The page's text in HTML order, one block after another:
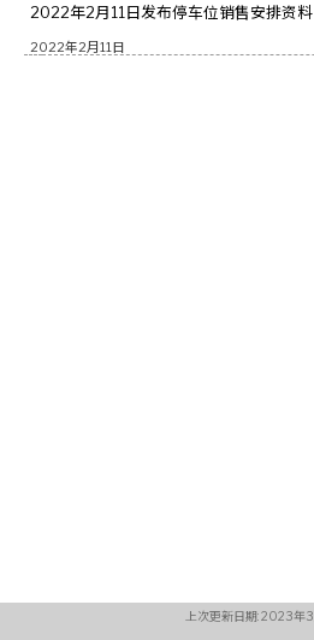
2022年2月11日
2022年2月11日发布停车位销售安排资料